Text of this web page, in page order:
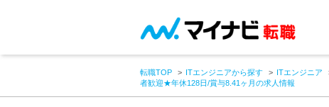
転職TOP ITエンジニアから探す ITエンジニア
者歓迎★年休128日/賞与8.41ヶ月の求人情報